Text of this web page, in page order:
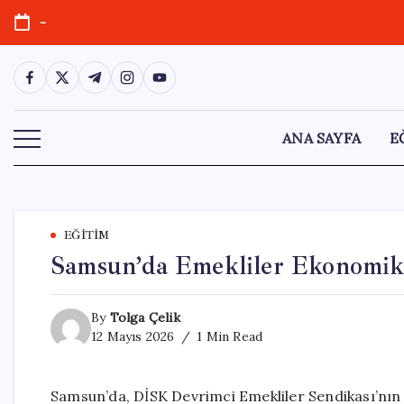
Skip
content
-
https://www.facebook.com/
https://twitter.com/
https://t.me/
https://www.instagram.com/
https://youtube.com/
ANA SAYFA
EĞITIM
Samsun’da Emekliler
By Tolga Çelik
12 Mayıs 2026
1 Min Read
Samsun’da, DİSK Devrimci Emekliler